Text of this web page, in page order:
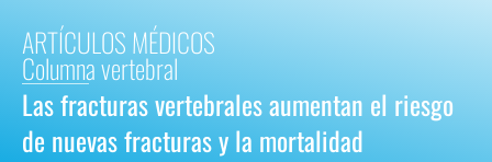
ARTÍCULOS MÉDICOS
Columna vertebral
Las fracturas vertebrales aumentan el riesgo
de nuevas fracturas y la mortalidad